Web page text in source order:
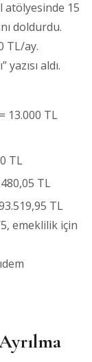
atölyesinde 15
doldurdu.
TL/ay.
aldı.
13.000 TL
TL
TL
TL
emeklilik için